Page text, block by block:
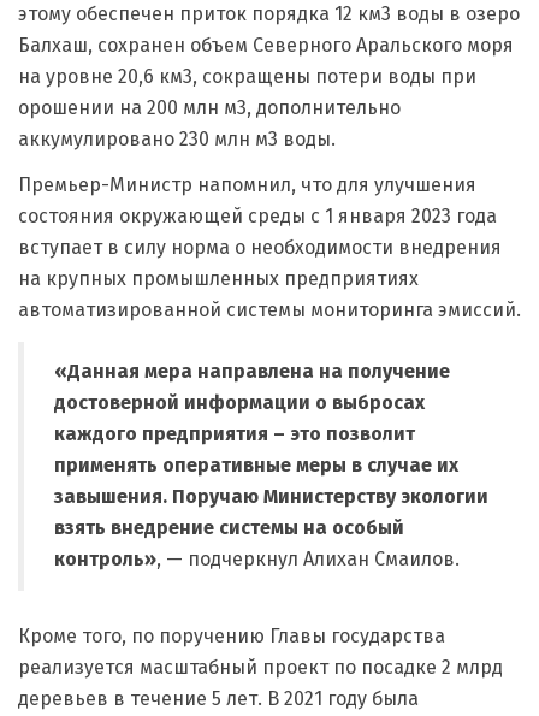
этому обеспечен приток порядка 12 км3 воды в озеро
Балхаш, сохранен объем Северного Аральского моря
на уровне 20,6 км3, сокращены потери воды при
орошении на 200 млн м3, дополнительно
аккумулировано 230 млн м3 воды.
Премьер-Министр напомнил, что для улучшения
состояния окружающей среды с 1 января 2023 года
вступает в силу норма о необходимости внедрения
на крупных промышленных предприятиях
автоматизированной системы мониторинга эмиссий.
«Данная мера направлена на получение
достоверной информации о выбросах
каждого предприятия – это позволит
применять оперативные меры в случае их
завышения. Поручаю Министерству экологии
взять внедрение системы на особый
контроль», — подчеркнул Алихан Смаилов.
Кроме того, по поручению Главы государства
реализуется масштабный проект по посадке 2 млрд
деревьев в течение 5 лет. В 2021 году была